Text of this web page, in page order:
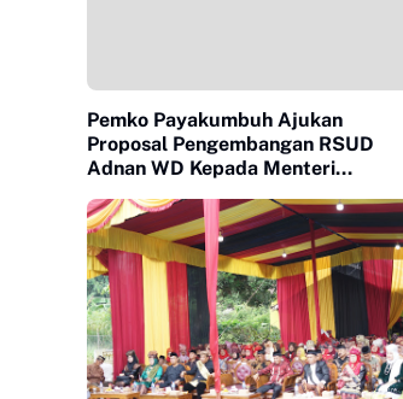
Pemko Payakumbuh Ajukan
Proposal Pengembangan RSUD
Adnan WD Kepada Menteri